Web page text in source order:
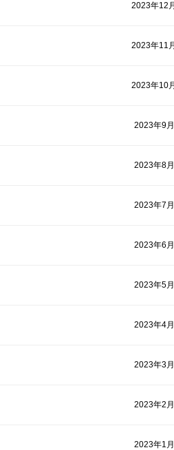
2023年12月
2023年11月
2023年10月
2023年9月
2023年8月
2023年7月
2023年6月
2023年5月
2023年4月
2023年3月
2023年2月
2023年1月